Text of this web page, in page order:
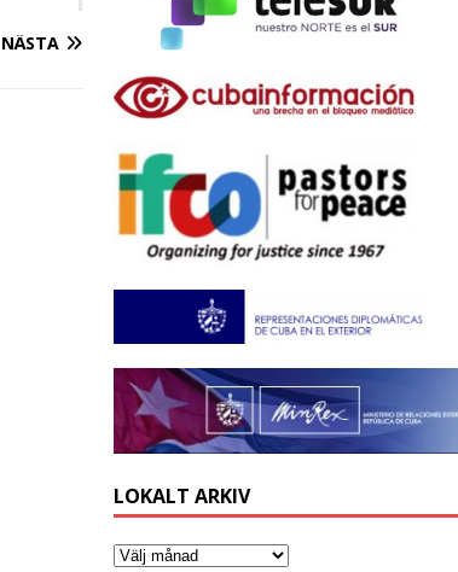
NÄSTA
LOKALT ARKIV